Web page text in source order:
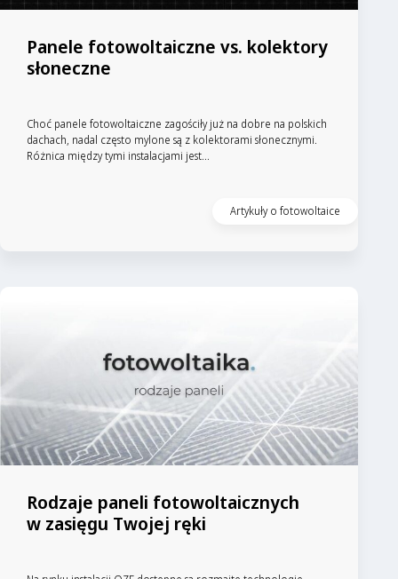
Panele fotowoltaiczne vs. kolektory
słoneczne
Choć panele fotowoltaiczne zagościły już na dobre na polskich
dachach, nadal często mylone są z kolektorami słonecznymi.
Różnica między tymi instalacjami jest...
Artykuły o fotowoltaice
Rodzaje paneli fotowoltaicznych
w zasięgu Twojej ręki